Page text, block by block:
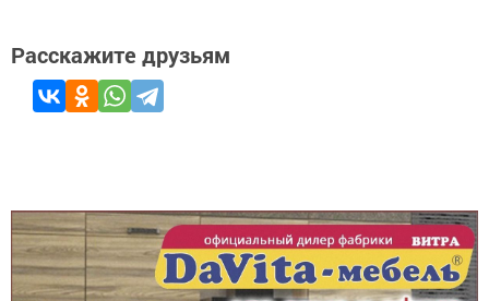
Расскажите друзьям